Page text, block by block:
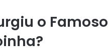
o Famoso